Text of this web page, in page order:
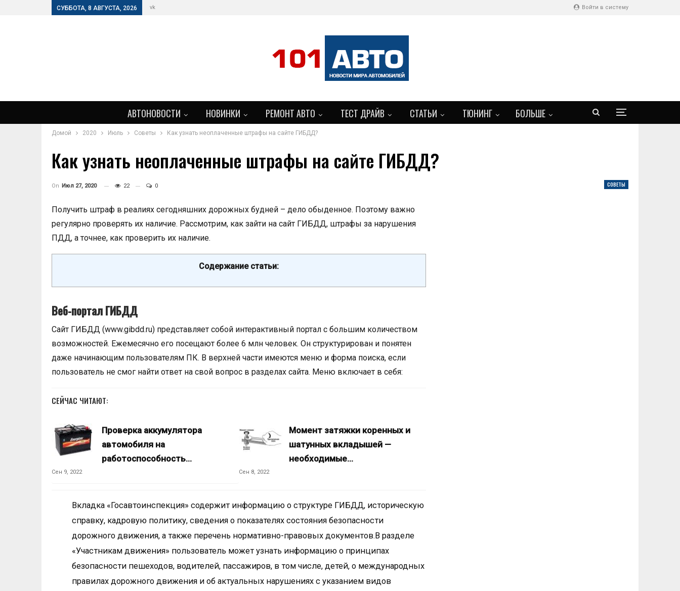
Войти в систему
СУББОТА, 8 АВГУСТА, 2026 vk
АВТОНОВОСТИ НОВИНКИ РЕМОНТ АВТО ТЕСТ ДРАЙВ СТАТЬИ ТЮНИНГ БОЛЬШЕ
Домой 2020 Июль Советы Как узнать неоплаченные штрафы на сайте ГИБДД?
Как узнать неоплаченные штрафы на сайте ГИБДД?
СОВЕТЫ
On Июл 27, 2020 22 0
Получить штраф в реалиях сегодняшних дорожных будней – дело обыденное. Поэтому важно
регулярно проверять их наличие. Рассмотрим, как зайти на сайт ГИБДД, штрафы за нарушения
ПДД, а точнее, как проверить их наличие.
Содержание статьи:
Веб-портал ГИБДД
Сайт ГИБДД (www.gibdd.ru) представляет собой интерактивный портал с большим количеством
возможностей. Ежемесячно его посещают более 6 млн человек. Он структурирован и понятен
даже начинающим пользователям ПК. В верхней части имеются меню и форма поиска, если
пользователь не смог найти ответ на свой вопрос в разделах сайта. Меню включает в себя:
СЕЙЧАС ЧИТАЮТ:
Проверка аккумулятора
автомобиля на
работоспособность…
Сен 9, 2022
Момент затяжки коренных и
шатунных вкладышей —
необходимые…
Сен 8, 2022
Вкладка «Госавтоинспекция» содержит информацию о структуре ГИБДД, историческую
справку, кадровую политику, сведения о показателях состояния безопасности
дорожного движения, а также перечень нормативно-правовых документов.В разделе
«Участникам движения» пользователь может узнать информацию о принципах
безопасности пешеходов, водителей, пассажиров, в том числе, детей, о международных
правилах дорожного движения и об актуальных нарушениях с указанием видов